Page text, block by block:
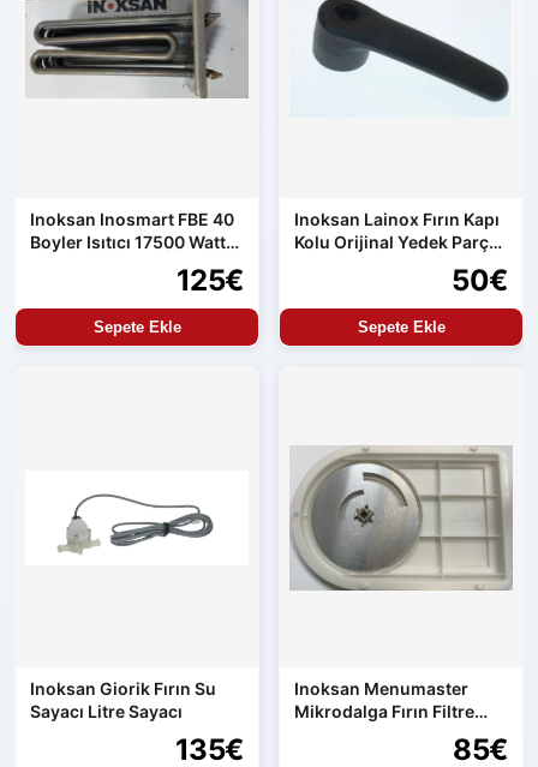
Inoksan Inosmart FBE 40
Boyler Isıtıcı 17500 Watt
Orijinal Yedek Parça125€
Sepete Ekle
Inoksan Lainox Fırın Kapı
Kolu Orijinal Yedek Parça
50€
Sepete Ekle
Inoksan Giorik Fırın Su
Sayacı Litre Sayacı
135€
Inoksan Menumaster
Mikrodalga Fırın Filtre
85€